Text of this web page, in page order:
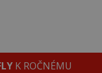
K ROČNÉMU